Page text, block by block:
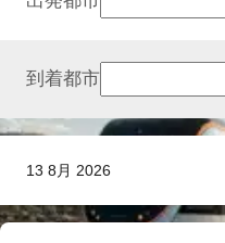
13 8月 2026
到着都市